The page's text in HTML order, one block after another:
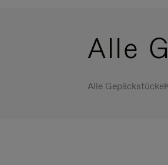
Alle
Alle Gepäckstücke